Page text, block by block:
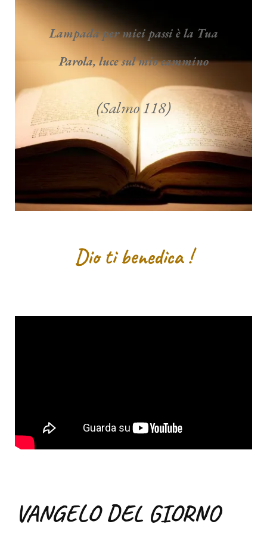
Lampada per miei passi è la Tua
Parola, luce sul mio cammino
(Salmo 118)
Dio ti benedica !
VANGELO DEL GIORNO